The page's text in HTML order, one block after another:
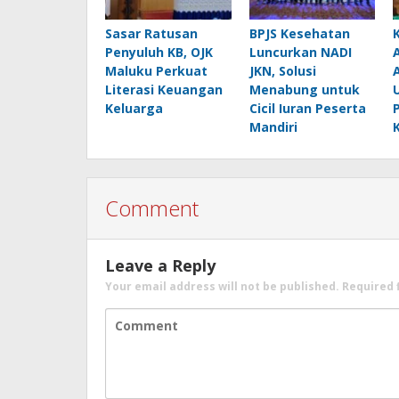
Sasar Ratusan
Penyuluh KB, OJK
Maluku Perkuat
Literasi Keuangan
Keluarga
BPJS Kesehatan
Luncurkan NADI
JKN, Solusi
Menabung untuk
Cicil Iuran Peserta
Mandiri
Comment
Leave a Reply
Your email address will not be published.